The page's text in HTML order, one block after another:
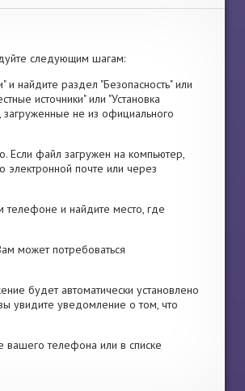
следующим шагам:
и найдите раздел "Безопасность" или
источники" или "Установка
загруженные не из официального
Если файл загружен на компьютер,
электронной почте или через
и найдите место, где
может потребоваться
будет автоматически установлено
увидите уведомление о том, что
вашего телефона или в списке